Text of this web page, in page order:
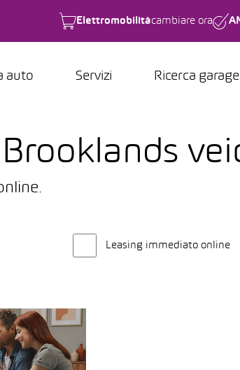
Elettromobilitàcambiare ora
auto Servizi Ricerca garage
Leasing immediato online